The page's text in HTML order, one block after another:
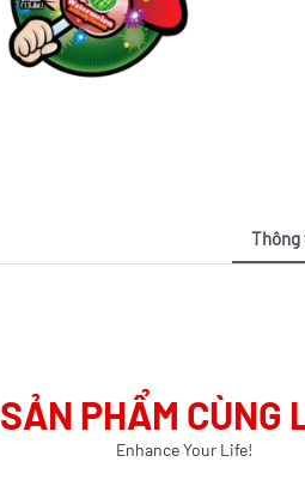
Thông
SẢN PHẨM CÙNG
Enhance Your Life!